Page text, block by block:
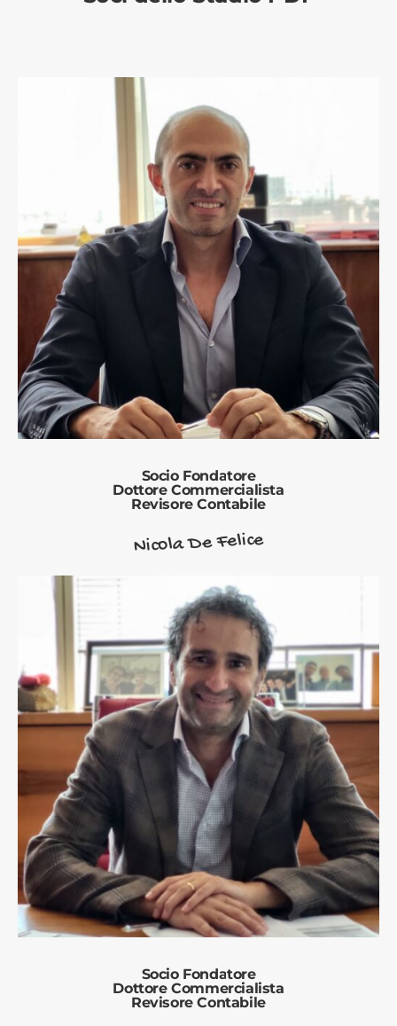
Socio Fondatore
Dottore Commercialista
Revisore Contabile
Nicola De Felice
Socio Fondatore
Dottore Commercialista
Revisore Contabile